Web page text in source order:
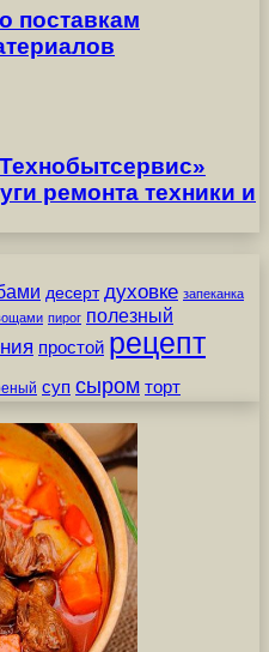
поставкам
ремонта техники и
десерт духовке запеканка
пирог полезный
простой рецепт
суп сыром торт